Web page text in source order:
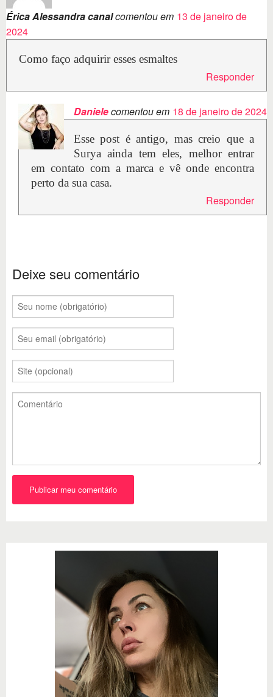
Érica Alessandra canalcomentou em 13 de janeiro de
2024
Como faço adquirir esses esmaltes
Responder
Danielecomentou em 18 de janeiro de 2024
Esse post é antigo, mas creio que a
Surya ainda tem eles, melhor entrar
em contato com a marca e vê onde encontra
perto da sua casa.
Responder
Deixe seu comentário